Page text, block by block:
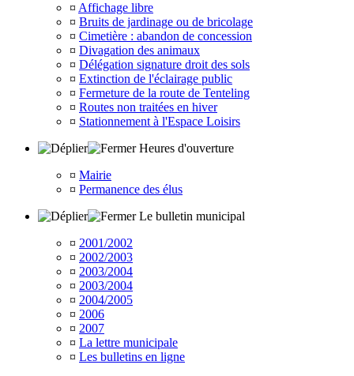
¤ Affichage libre
¤ Bruits de jardinage ou de bricolage
¤ Cimetière : abandon de concession
¤ Divagation des animaux
¤ Délégation signature droit des sols
¤ Extinction de l'éclairage public
¤ Fermeture de la route de Tenteling
¤ Routes non traitées en hiver
¤ Stationnement à l'Espace Loisirs
Heures d'ouverture
¤ Mairie
¤ Permanence des élus
Le bulletin municipal
¤ 2001/2002
¤ 2002/2003
¤ 2003/2004
¤ 2003/2004
¤ 2004/2005
¤ 2006
¤ 2007
¤ La lettre municipale
¤ Les bulletins en ligne